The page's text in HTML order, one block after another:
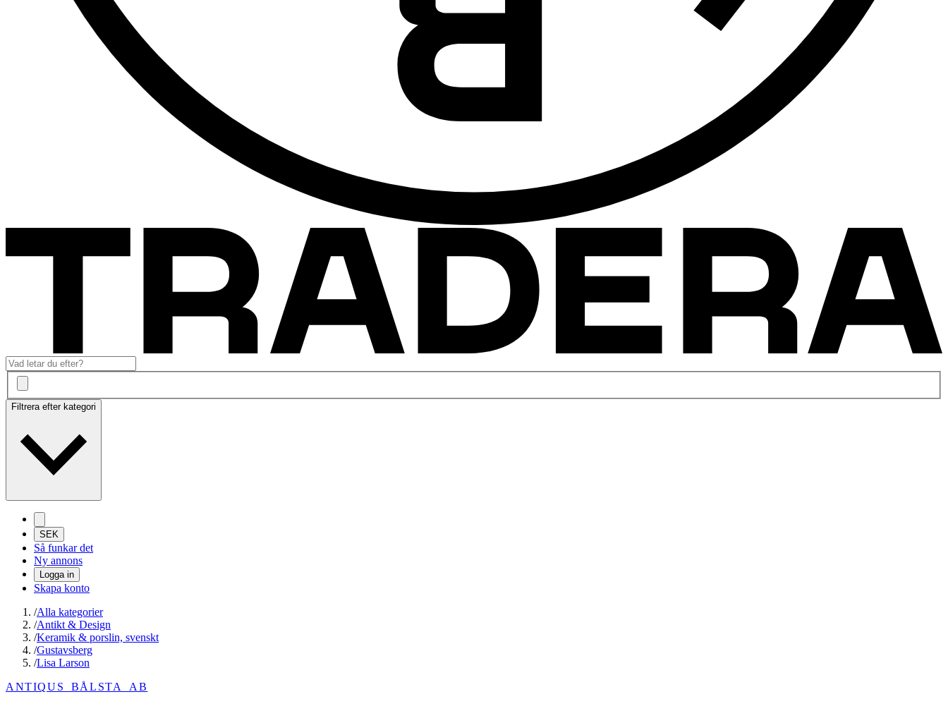
Filtrera efter kategori
SEK
Så funkar det
Ny annons
Logga in
Skapa konto
/Alla kategorier
/Antikt & Design
/Keramik & porslin, svenskt
/Gustavsberg
/Lisa Larson
ANTIQUS_BÅLSTA_AB